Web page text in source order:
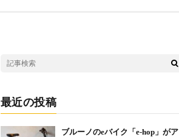
最近の投稿
ブルーノのeバイク「e-hop」がア